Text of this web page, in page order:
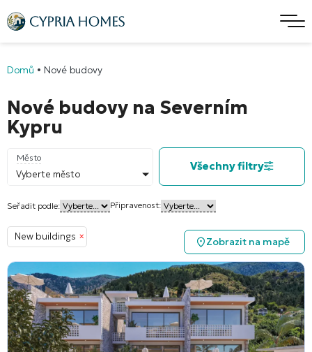
Domů • Nové budovy
Nové budovy na Severním
Kypru
Město
Vyberte město
Všechny filtry
Seřadit podle: Připravenost:
New buildings × Zobrazit na mapě